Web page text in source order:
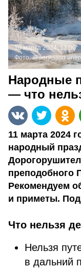
10 марта 2024, 13:00
Фото:@aeriksson
Народные
— что
11 марта 2024
народный
преподобного
Рекомендуем
и приметы.
Что нельзя
Нельзя
в дальний